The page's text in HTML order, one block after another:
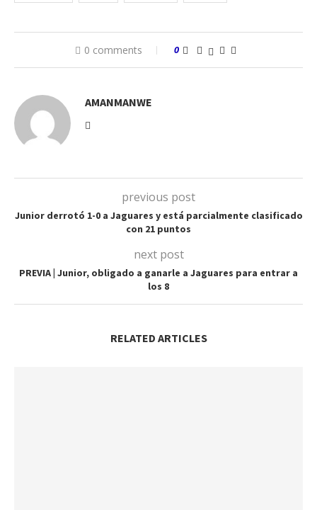
0 comments 0
AMANMANWE
previous post
Junior derrotó 1-0 a Jaguares y está parcialmente clasificado
con 21 puntos
next post
PREVIA | Junior, obligado a ganarle a Jaguares para entrar a
los 8
RELATED ARTICLES